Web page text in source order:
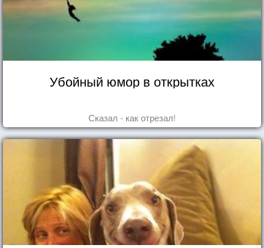
Убойный юмор в открытках
Сказал - как отрезал!